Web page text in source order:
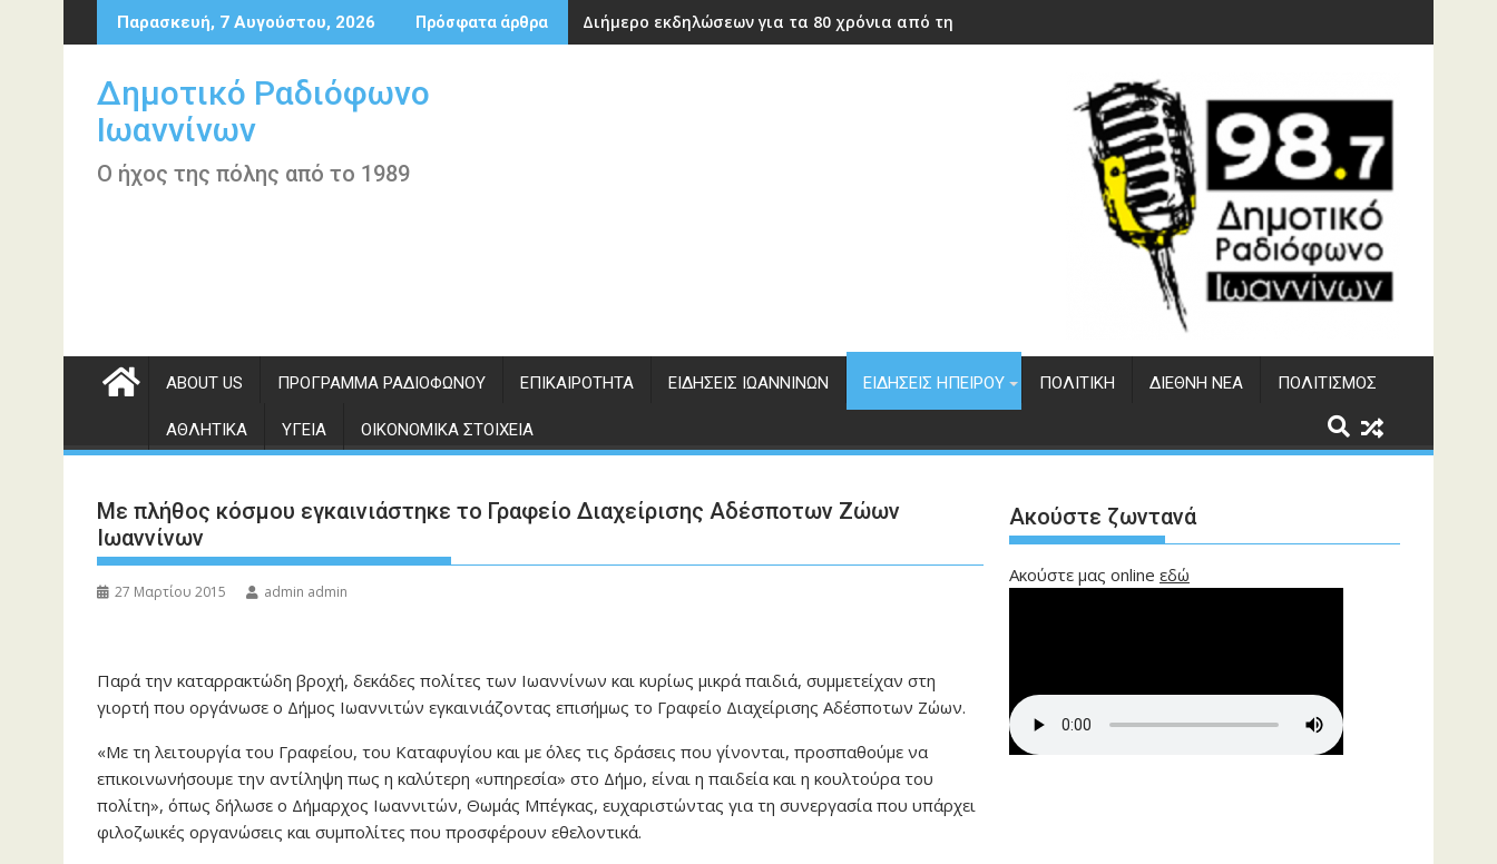
Περάστε
στο
Παρασκευή, 7 Αυγούστου, 2026 Πρόσφατα άρθρα Διήμερο εκδηλώσεων για τα 80 χρόνια από την ίδρυση του ΔΣΕ
Δημοτικό Ραδιόφωνο
Ιωαννίνων
Ο ήχος της πόλης από το 1989
ABOUT US ΠΡΌΓΡΑΜΜΑ ΡΑΔΙΟΦΏΝΟΥ ΕΠΙΚΑΙΡΌΤΗΤΑ ΕΙΔΉΣΕΙΣ ΙΩΑΝΝΊΝΩΝ ΕΙΔΉΣΕΙΣ ΗΠΕΊΡΟΥ ΠΟΛΙΤΙΚΉ ΔΙΕΘΝΉ ΝΈΑ ΠΟΛΙΤΙΣΜΌΣ
ΑΘΛΗΤΙΚΆ ΥΓΕΊΑ ΟΙΚΟΝΟΜΙΚΆ ΣΤΟΙΧΕΊΑ
Με πλήθος κόσμου εγκαινιάστηκε το Γραφείο Διαχείρισης Αδέσποτων Ζώων
Ιωαννίνων
27 Μαρτίου 2015 admin admin
Παρά την καταρρακτώδη βροχή, δεκάδες πολίτες των Ιωαννίνων και κυρίως μικρά παιδιά, συμμετείχαν στη
γιορτή που οργάνωσε ο Δήμος Ιωαννιτών εγκαινιάζοντας επισήμως το Γραφείο Διαχείρισης Αδέσποτων Ζώων.
«Με τη λειτουργία του Γραφείου, του Καταφυγίου και με όλες τις δράσεις που γίνονται, προσπαθούμε να
επικοινωνήσουμε την αντίληψη πως η καλύτερη «υπηρεσία» στο Δήμο, είναι η παιδεία και η κουλτούρα του
πολίτη», όπως δήλωσε ο Δήμαρχος Ιωαννιτών, Θωμάς Μπέγκας, ευχαριστώντας για τη συνεργασία που υπάρχει
φιλοζωικές οργανώσεις και συμπολίτες που προσφέρουν εθελοντικά.
Ακούστε ζωντανά
Ακούστε μας online εδώ